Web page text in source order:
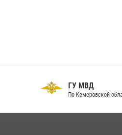
ГУ МВД
По Кемеровской